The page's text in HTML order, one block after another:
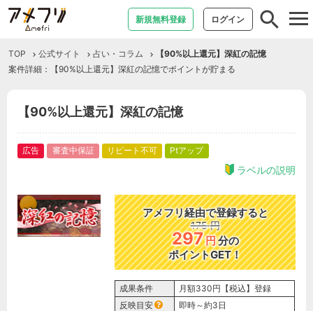
新規無料登録 ログイン
TOP 公式サイト 占い・コラム
【90%以上還元】深紅の記憶
案件詳細：【90%以上還元】深紅の記憶でポイントが貯まる
【90%以上還元】深紅の記憶
広告 審査中保証 リピート不可 Ptアップ
ラベルの説明
アメフリ経由で登録すると
175 円
297円分の
ポイントGET！
成果条件
月額330円【税込】登録
反映目安
即時～約3日